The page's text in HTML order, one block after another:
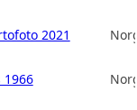
2021